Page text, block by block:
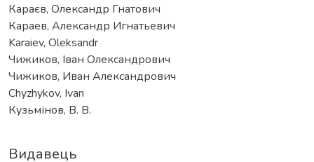
Караєв, Олександр Гнатович
Караев, Александр Игнатьевич
Karaiev, Oleksandr
Чижиков, Іван Олександрович
Чижиков, Иван Александрович
Chyzhykov, Ivan
Кузьмінов, В. В.
Видавець